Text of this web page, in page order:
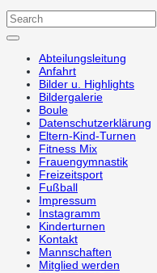
Abteilungsleitung
Anfahrt
Bilder u. Highlights
Bildergalerie
Boule
Datenschutzerklärung
Eltern-Kind-Turnen
Fitness Mix
Frauengymnastik
Freizeitsport
Fußball
Impressum
Instagramm
Kinderturnen
Kontakt
Mannschaften
Mitglied werden